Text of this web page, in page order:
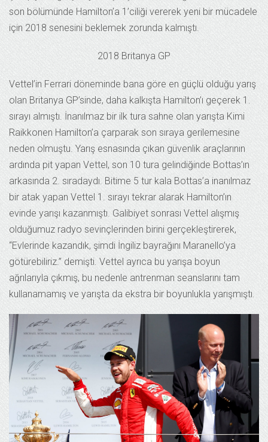
son bölümünde Hamilton’a 1’ciliği vererek yeni bir mücadele
için 2018 senesini beklemek zorunda kalmıştı.
2018 Britanya GP
Vettel’in Ferrari döneminde bana göre en güçlü olduğu yarış
olan Britanya GP’sinde, daha kalkışta Hamilton’ı geçerek 1.
sırayı almıştı. İnanılmaz bir ilk tura sahne olan yarışta Kimi
Raikkonen Hamilton’a çarparak son sıraya gerilemesine
neden olmuştu. Yarış esnasında çıkan güvenlik araçlarının
ardında pit yapan Vettel, son 10 tura gelindiğinde Bottas’ın
arkasında 2. sıradaydı. Bitime 5 tur kala Bottas’a inanılmaz
bir atak yapan Vettel 1. sırayı tekrar alarak Hamilton’ın
evinde yarışı kazanmıştı. Galibiyet sonrası Vettel alışmış
olduğumuz radyo sevinçlerinden birini gerçekleştirerek,
“Evlerinde kazandık, şimdi İngiliz bayrağını Maranello’ya
götürebiliriz.” demişti. Vettel ayrıca bu yarışa boyun
ağrılarıyla çıkmış, bu nedenle antrenman seanslarını tam
kullanamamış ve yarışta da ekstra bir boyunlukla yarışmıştı.